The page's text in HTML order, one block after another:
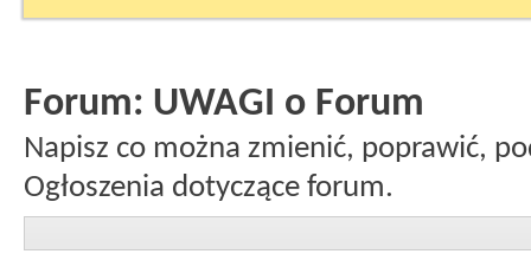
Forum: UWAGI o Forum
Napisz co można zmienić, poprawić,
Ogłoszenia dotyczące forum.